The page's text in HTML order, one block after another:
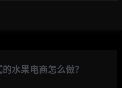
水果电商怎么做？